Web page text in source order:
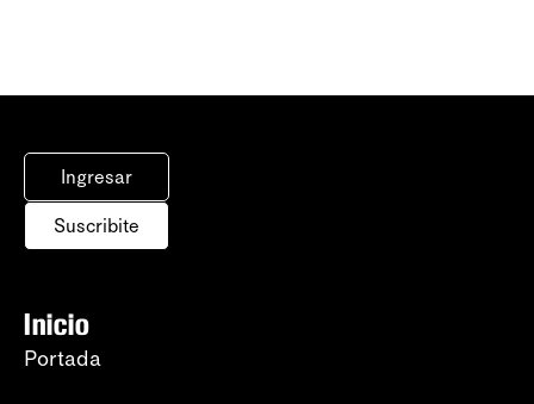
Ingresar
Suscribite
Inicio
Portada